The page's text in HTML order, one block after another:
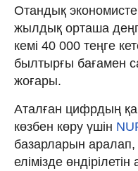
Отандық
жылдық орташа
кемі 40 000 теңге
былтырғы бағамен
жоғары.
Аталған цифрдың
көзбен көру үшін
базарларын
елімізде